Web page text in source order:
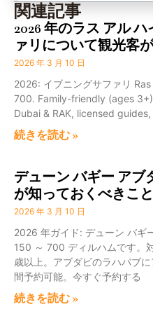
関連記事
2026 年のラス アル
ァリについて観光客
2026 年 3 月 10 日
2026: イブニングサファリ
700. Family-friendly (ages
Dubai & RAK, licensed
続きを読む »
デューン バギー アブ
が知っておくべきこと
2026 年 3 月 10 日
2026 年ガイド: デューン バギ
150 ～ 700 ディルハムです。
歳以上。アブダビのラハバブ
間予約可能。今すぐ予約する
続きを読む »